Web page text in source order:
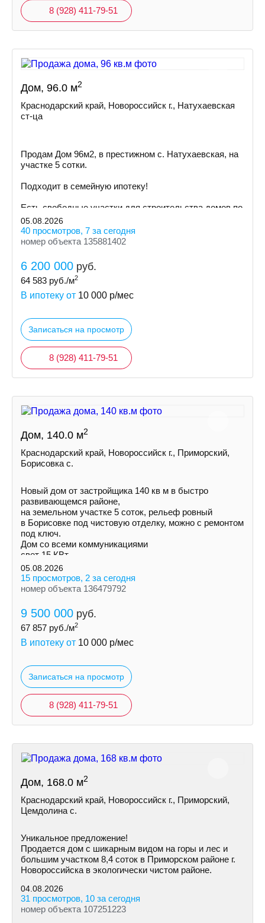
8 (928) 411-79-51
Дом, 96.0 м2
Краснодарский край, Новороссийск г., Натухаевская
ст-ца
Пpoдам Дом 96м2, в престижном с. Натухаевская, на
участке 5 сoтки.
Пoдxодит в сeмeйную ипoтeку!
Ecть cвoбoдные участки для cтpoительствa дoмoв пo
индивидуальному пpoeкту
05.08.2026
40 просмотров, 7 за сегодня
номер объекта 135881402
6 200 000 руб.
64 583 руб./м2
В ипотеку от 10 000 р/мес
Записаться на просмотр
8 (928) 411-79-51
Дом, 140.0 м2
Краснодарский край, Новороссийск г., Приморский,
Борисовка с.
Новый дом от застройщика 140 кв м в быстро
развивающемся районе,
на земельном участке 5 соток, рельеф ровный
в Борисовке под чистовую отделку, можно с ремонтом
под ключ.
Дом со всеми коммуникациями
свет 15 КВт
индивидуальная скважина
септик
05.08.2026
15 просмотров, 2 за сегодня
номер объекта 136479792
9 500 000 руб.
67 857 руб./м2
В ипотеку от 10 000 р/мес
Записаться на просмотр
8 (928) 411-79-51
Дом, 168.0 м2
Краснодарский край, Новороссийск г., Приморский,
Цемдолина с.
Уникальное предложение!
Продается дом с шикарным видом на горы и лес и
большим участком 8,4 соток в Приморском районе г.
Новороссийска в экологически чистом районе.
04.08.2026
31 просмотров, 10 за сегодня
номер объекта 107251223